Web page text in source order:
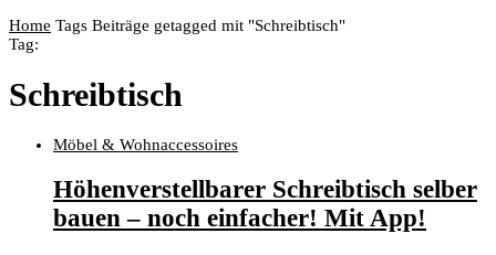
Home Tags Beiträge getagged mit "Schreibtisch"
Tag:
Schreibtisch
Möbel & Wohnaccessoires
Höhenverstellbarer Schreibtisch selber
bauen – noch einfacher! Mit App!